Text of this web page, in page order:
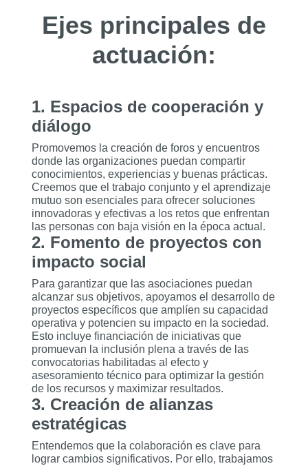
Ejes principales de
actuación:
1. Espacios de cooperación y
diálogo
Promovemos la creación de foros y encuentros
donde las organizaciones puedan compartir
conocimientos, experiencias y buenas prácticas.
Creemos que el trabajo conjunto y el aprendizaje
mutuo son esenciales para ofrecer soluciones
innovadoras y efectivas a los retos que enfrentan
las personas con baja visión en la época actual.
2. Fomento de proyectos con
impacto social
Para garantizar que las asociaciones puedan
alcanzar sus objetivos, apoyamos el desarrollo de
proyectos específicos que amplíen su capacidad
operativa y potencien su impacto en la sociedad.
Esto incluye financiación de iniciativas que
promuevan la inclusión plena a través de las
convocatorias habilitadas al efecto y
asesoramiento técnico para optimizar la gestión
de los recursos y maximizar resultados.
3. Creación de alianzas
estratégicas
Entendemos que la colaboración es clave para
lograr cambios significativos. Por ello, trabajamos